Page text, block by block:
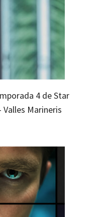
4 de Star
Marineris